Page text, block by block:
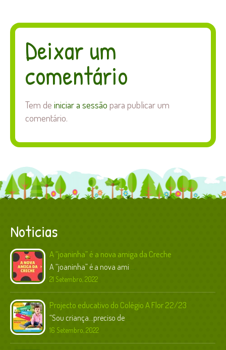
Deixar um
comentário
Tem de iniciar a sessão para publicar um
comentário.
Noticias
A “joaninha” é a nova amiga da Creche
A “joaninha” é a nova ami
21 Setembro, 2022
Projecto educativo do Colégio A Flor 22/23
“Sou criança…preciso de
16 Setembro, 2022